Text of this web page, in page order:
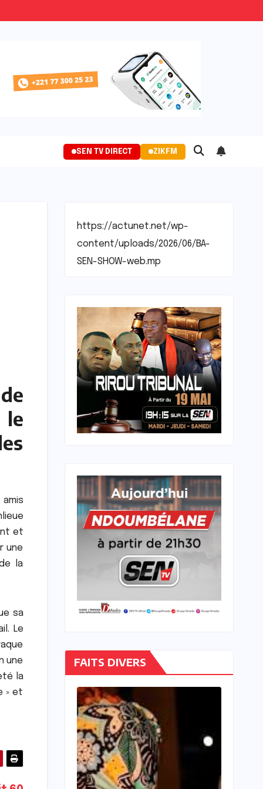
SEN TV DIRECT ZIKFM
le
et
une
la
sa
Le
une
la
» et
https://actunet.net/wp-
content/uploads/2026/06/BA-
SEN-SHOW-web.mp
FAITS DIVERS